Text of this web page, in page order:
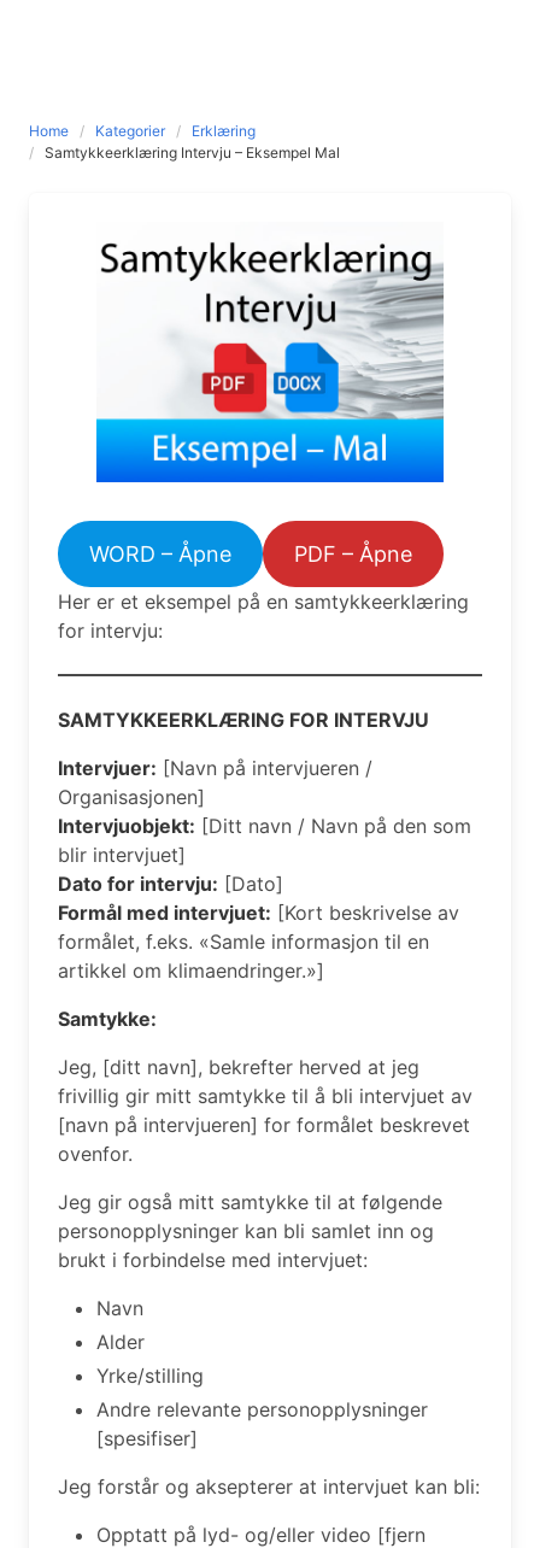
Home Kategorier
Erklæring
Samtykkeerklæring Intervju – Eksempel Mal
WORD – Åpne PDF – Åpne
Her er et eksempel på en samtykkeerklæring
for intervju:
SAMTYKKEERKLÆRING FOR INTERVJU
Intervjuer: [Navn på intervjueren /
Organisasjonen]
Intervjuobjekt: [Ditt navn / Navn på den som
blir intervjuet]
Dato for intervju: [Dato]
Formål med intervjuet: [Kort beskrivelse av
formålet, f.eks. «Samle informasjon til en
artikkel om klimaendringer.»]
Samtykke:
Jeg, [ditt navn], bekrefter herved at jeg
frivillig gir mitt samtykke til å bli intervjuet av
[navn på intervjueren] for formålet beskrevet
ovenfor.
Jeg gir også mitt samtykke til at følgende
personopplysninger kan bli samlet inn og
brukt i forbindelse med intervjuet:
Navn
Alder
Yrke/stilling
Andre relevante personopplysninger
[spesifiser]
Jeg forstår og aksepterer at intervjuet kan bli:
Opptatt på lyd- og/eller video [fjern